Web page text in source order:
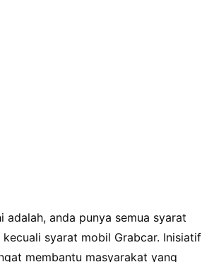
adalah, anda punya semua syarat
syarat mobil Grabcar. Inisiatif
membantu masyarakat yang